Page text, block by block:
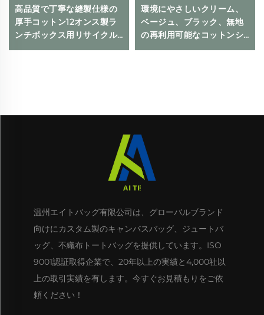
高品質で丁寧な縫製仕様の
厚手コットン12オンス製ラ
ンチボックス用リサイクル
可能エコバッグ、カスタム
環境にやさしいクリーム、
ベージュ、ブラック、無地
の再利用可能なコットンシ
ョッピングバッグ キャンバ
温州エイトバッグ有限公司は、グローバルブランド
向けにカスタム製のキャンバスバッグ、ジュートバ
ッグ、不織布トートバッグを提供しています。ISO
9001認証取得企業で、20年以上の実績と4,000社以
上の取引実績を有します。今すぐお見積もりをご依
頼ください！